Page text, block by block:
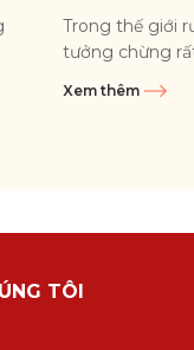
Trong thế giới
tưởng chừng
Xem thêm
TÔI